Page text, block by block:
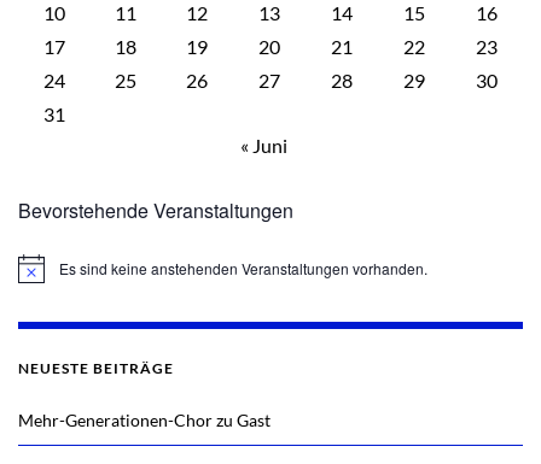
10
11 12 13 14 15
16
17
18 19 20 21 22
23
24
25 26 27 28 29
30
31
« Juni
Bevorstehende Veranstaltungen
HinweisEs sind keine anstehenden Veranstaltungen vorhanden.
NEUESTE BEITRÄGE
Mehr-Generationen-Chor zu Gast